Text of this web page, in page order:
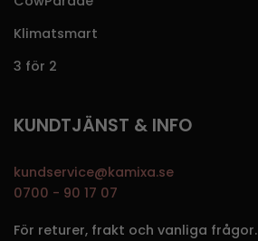
Klimatsmart
3 för 2
KUNDTJÄNST & INFO
kundservice@kamixa.se
0700 - 90 17 07
För returer, frakt och vanliga frågor.